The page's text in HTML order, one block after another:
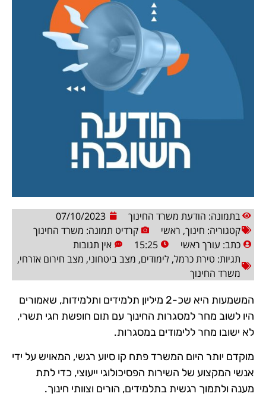
בתמונה: הודעת משרד החינוך
07/10/2023
קטגוריה: חינוך, ראשי
קרדיט תמונה: משרד החינוך
כתב: עורך ראשי 15:25
אין תגובות
תגיות: טירת כרמל, לימודים, מצב ביטחוני, מצב חירום אזרחי,
משרד החינוך
המשמעות היא שכ-2 מיליון תלמידים ותלמידות, שאמורים
היו לשוב מחר למסגרות החינוך עם תום חופשת חגי תשרי,
לא ישובו מחר ללימודים במסגרות.
מוקדם יותר היום המשרד פתח קו סיוע רגשי, המאויש על ידי
אנשי המקצוע של השירות הפסיכולוגי ייעוצי, כדי לתת
מענה ולתמוך רגשית בתלמידים, הורים וצוותי חינוך.